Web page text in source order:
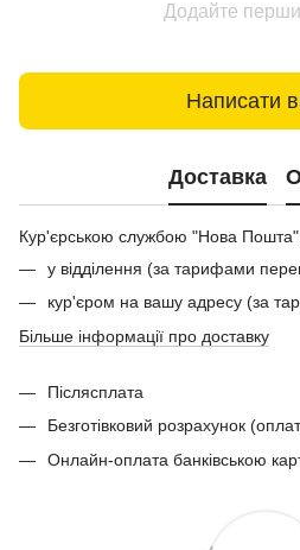
Додайте
Написати
Доставка
Кур'єрською службою "Нова
у відділення (за тарифами
кур'єром на вашу адресу (за
Більше інформації про доставку
Післясплата
Безготівковий розрахунок
Онлайн-оплата банківською